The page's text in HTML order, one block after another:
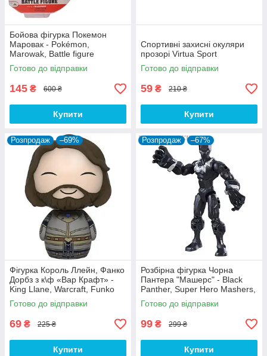
Бойова фігурка Покемон
Маровак - Pokémon,
Marowak, Battle figure
Готово до відправки
145 ₴ 600 ₴
Купити
Спортивні захисні окуляри
прозорі Virtua Sport
Готово до відправки
59 ₴ 210 ₴
Купити
Розпродаж –69%
Фігурка Король Ллейн, Фанко
Дорбз з к\ф «Вар Крафт» -
King Llane, Warcraft, Funko
Dorbz
Готово до відправки
69 ₴ 225 ₴
Купити
Розпродаж –67%
Розбірна фігурка Чорна
Пантера "Машерс" - Black
Panther, Super Hero Mashers,
Hasbro
Готово до відправки
99 ₴ 299 ₴
Купити